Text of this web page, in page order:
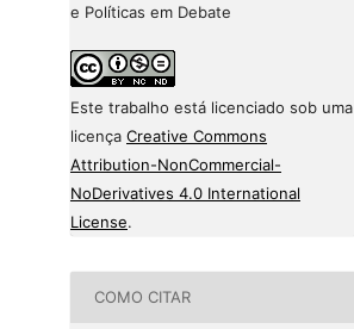
e Políticas em Debate
Este trabalho está licenciado sob uma
licença Creative Commons
Attribution-NonCommercial-
NoDerivatives 4.0 International
License.
COMO CITAR